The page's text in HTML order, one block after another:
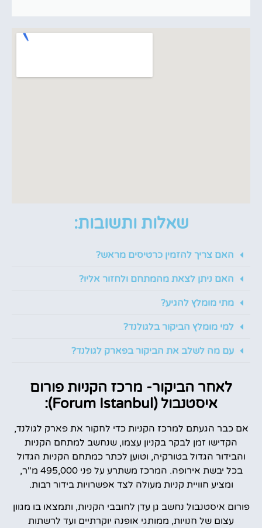
שאלות ותשובות:
האם צריך להזמין כרטיסים מראש?
האם ניתן לצאת מהמתחם ולחזור אליו?
מתי מומלץ להגיע?
למי מומלץ הביקור בלגולנד?
עם מה לשלב את הביקור בפארק לגולנד?
לאחר הביקור- מרכז הקניות פורום
איסטנבול (Forum Istanbul):
אם כבר הגעתם למרכז הקניות כדי לחקור את פארק לגולנד,
הקדישו זמן לבקר בקניון עצמו, שנחשב למתחם הקניות
והבידור הגדול בטורקיה, וטוען לכתר כמתחם הקניות הגדול
בכל יבשת אירופה. המרכז משתרע על פני 495,000 מ"ר,
ומציע חוויית קניות מעולה לצד אפשרויות בידור רבות.
פורום איסטנבול נחשב גן עדן לחובבי הקניות, ותמצאו בו מגוון
עצום של חנויות, ממותגי אופנה יוקרתיים ועד לרשתות